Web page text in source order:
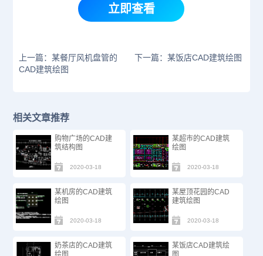
立即查看
上一篇：某餐厅风机盘管的
CAD建筑绘图
下一篇：某饭店CAD建筑绘图
相关文章推荐
购物广场的CAD建
筑结构图
2020-03-18
某超市的CAD建筑
绘图
2020-03-18
某机房的CAD建筑
绘图
2020-03-18
某屋顶花园的CAD
建筑绘图
2020-03-18
奶茶店的CAD建筑
绘图
某饭店CAD建筑绘
图